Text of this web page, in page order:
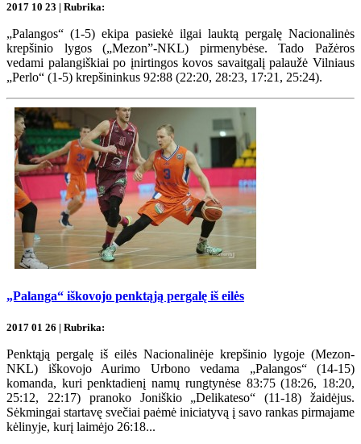
2017 10 23 | Rubrika:
„Palangos“ (1-5) ekipa pasiekė ilgai lauktą pergalę Nacionalinės
krepšinio lygos („Mezon”-NKL) pirmenybėse. Tado Pažėros
vedami palangiškiai po įnirtingos kovos savaitgalį palaužė Vilniaus
„Perlo“ (1-5) krepšininkus 92:88 (22:20, 28:23, 17:21, 25:24).
„Palanga“ iškovojo penktąją pergalę iš eilės
2017 01 26 | Rubrika:
Penktąją pergalę iš eilės Nacionalinėje krepšinio lygoje (Mezon-
NKL) iškovojo Aurimo Urbono vedama „Palangos“ (14-15)
komanda, kuri penktadienį namų rungtynėse 83:75 (18:26, 18:20,
25:12, 22:17) pranoko Joniškio „Delikateso“ (11-18) žaidėjus.
Sėkmingai startavę svečiai paėmė iniciatyvą į savo rankas pirmajame
kėlinyje, kurį laimėjo 26:18...